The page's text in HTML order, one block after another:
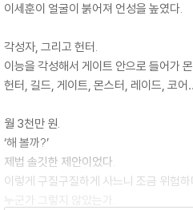
이세훈이 얼굴이 붉어져 언성을 높였다.
각성자, 그리고 헌터.
이능을 각성해서 게이트 안으로 들어가
헌터, 길드, 게이트, 몬스터, 레이드, 코
월 3천만 원.
‘해 볼까?’
제법 솔깃한 제안이었다.
이렇게 구질구질하게 사느니 조금 위험
누군가 그렇지 않았는가.